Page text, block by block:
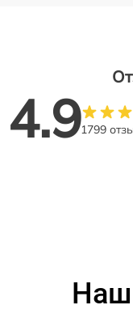
4.91799